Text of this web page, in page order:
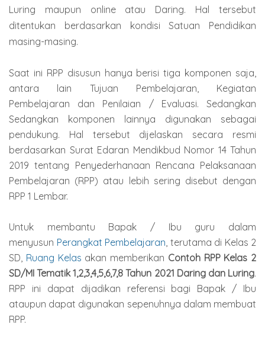
Luring maupun online atau Daring. Hal tersebut
ditentukan berdasarkan kondisi Satuan Pendidikan
masing-masing.
Saat ini RPP disusun hanya berisi tiga komponen saja,
antara lain Tujuan Pembelajaran, Kegiatan
Pembelajaran dan Penilaian / Evaluasi. Sedangkan
Sedangkan komponen lainnya digunakan sebagai
pendukung. Hal tersebut dijelaskan secara resmi
berdasarkan Surat Edaran Mendikbud Nomor 14 Tahun
2019 tentang Penyederhanaan Rencana Pelaksanaan
Pembelajaran (RPP) atau lebih sering disebut dengan
RPP 1 Lembar.
Untuk membantu Bapak / Ibu guru dalam
menyusun Perangkat Pembelajaran , terutama di Kelas 2
SD, Ruang Kelas akan memberikan Contoh RPP Kelas 2
SD/MI Tematik 1,2,3,4,5,6,7,8 Tahun 2021 Daring dan Luring.
RPP ini dapat dijadikan referensi bagi Bapak / Ibu
ataupun dapat digunakan sepenuhnya dalam membuat
RPP.